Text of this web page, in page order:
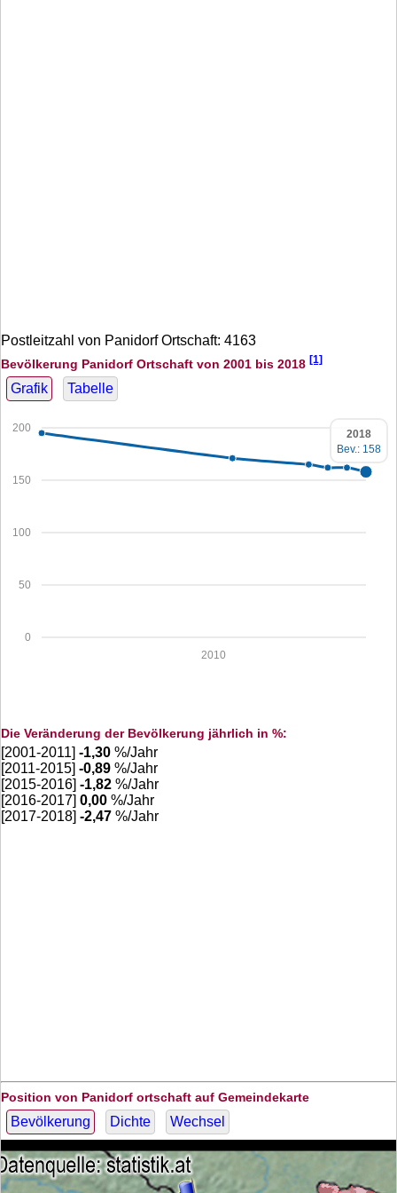
Postleitzahl von Panidorf Ortschaft: 4163
Bevölkerung Panidorf Ortschaft von 2001 bis 2018 [1]
Grafik Tabelle
0
50
100
150
200
2010
2018
Bev.: 158
Die Veränderung der Bevölkerung jährlich in %:
[2001-2011] -1,30 %/Jahr
[2011-2015] -0,89 %/Jahr
[2015-2016] -1,82 %/Jahr
[2016-2017] 0,00 %/Jahr
[2017-2018] -2,47 %/Jahr
Position von Panidorf ortschaft auf Gemeindekarte
Bevölkerung Dichte Wechsel